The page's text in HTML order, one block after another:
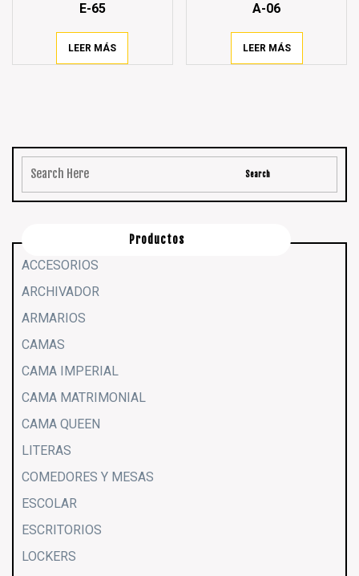
E-65
LEER MÁS
A-06
LEER MÁS
Productos
ACCESORIOS
ARCHIVADOR
ARMARIOS
CAMAS
CAMA IMPERIAL
CAMA MATRIMONIAL
CAMA QUEEN
LITERAS
COMEDORES Y MESAS
ESCOLAR
ESCRITORIOS
LOCKERS